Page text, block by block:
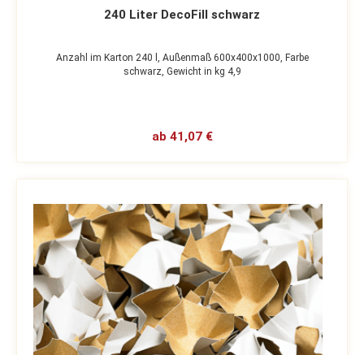
240 Liter DecoFill schwarz
Anzahl im Karton 240 l, Außenmaß 600x400x1000, Farbe
schwarz, Gewicht in kg 4,9
ab 41,07 €